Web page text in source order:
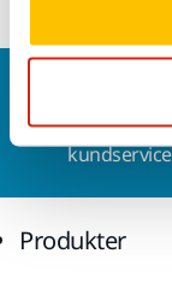
Vill du veta
Produkter